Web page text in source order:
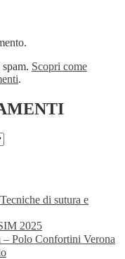
Scopri come
.
di sutura e
2025
Polo Confortini Verona